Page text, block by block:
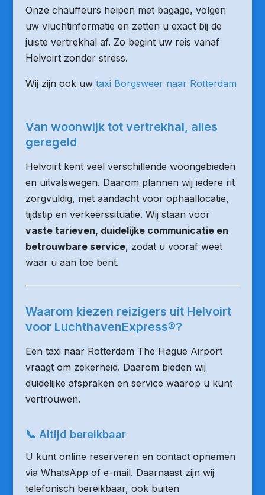
Onze chauffeurs helpen met bagage, volgen
uw vluchtinformatie en zetten u exact bij de
juiste vertrekhal af. Zo begint uw reis vanaf
Helvoirt zonder stress.
Wij zijn ook uw taxi Borgsweer naar Rotterdam
Van woonwijk tot vertrekhal, alles
geregeld
Helvoirt kent veel verschillende woongebieden
en uitvalswegen. Daarom plannen wij iedere rit
zorgvuldig, met aandacht voor ophaallocatie,
tijdstip en verkeerssituatie. Wij staan voor
vaste tarieven, duidelijke communicatie en
betrouwbare service, zodat u vooraf weet
waar u aan toe bent.
Waarom kiezen reizigers uit Helvoirt
voor LuchthavenExpress®?
Een taxi naar Rotterdam The Hague Airport
vraagt om zekerheid. Daarom bieden wij
duidelijke afspraken en service waarop u kunt
vertrouwen.
📞 Altijd bereikbaar
U kunt online reserveren en contact opnemen
via WhatsApp of e-mail. Daarnaast zijn wij
telefonisch bereikbaar, ook buiten